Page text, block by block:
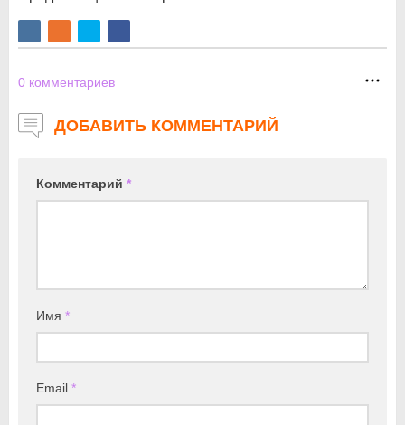
0 комментариев
ДОБАВИТЬ КОММЕНТАРИЙ
Комментарий *
Имя *
Email *